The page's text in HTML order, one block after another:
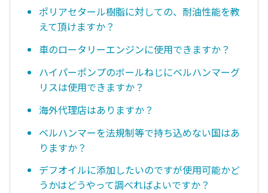
ポリアセタール樹脂に対しての、耐油性能を教
えて頂けますか？
車のロータリーエンジンに使用できますか？
ハイパーポンプのボールねじにベルハンマーグ
リスは使用できますか？
海外代理店はありますか？
ベルハンマーを法規制等で持ち込めない国はあ
りますか？
デフオイルに添加したいのですが使用可能かど
うかはどうやって調べればよいですか？